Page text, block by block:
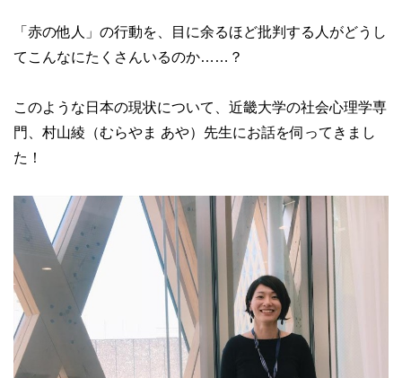
「赤の他人」の行動を、目に余るほど批判する人がどうし
てこんなにたくさんいるのか……？
このような日本の現状について、近畿大学の社会心理学専
門、村山綾（むらやま あや）先生にお話を伺ってきまし
た！